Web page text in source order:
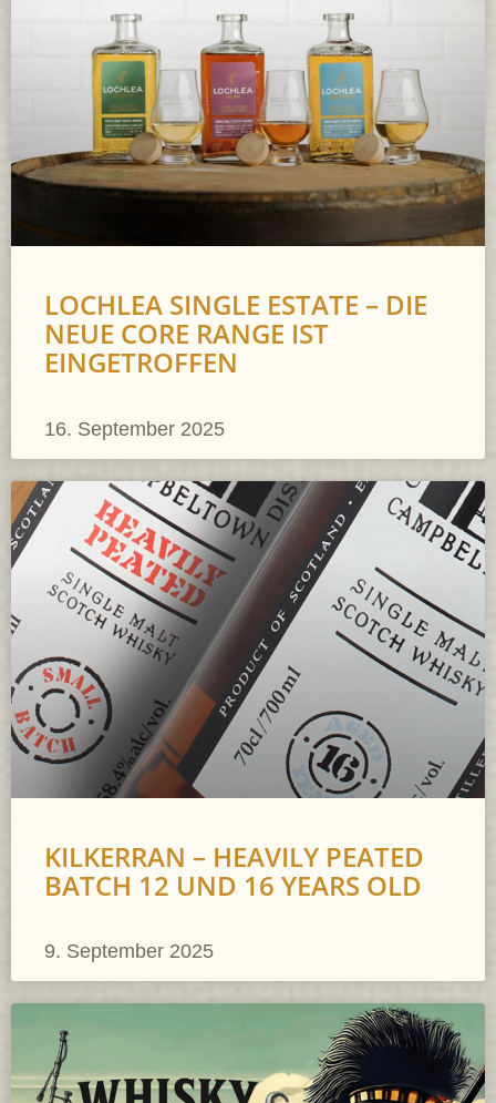
LOCHLEA SINGLE ESTATE – DIE
NEUE CORE RANGE IST
EINGETROFFEN
16. September 2025
KILKERRAN – HEAVILY PEATED
BATCH 12 UND 16 YEARS OLD
9. September 2025